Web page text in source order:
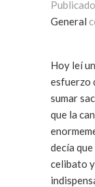
General
Hoy leí
esfuerzo
sumar
que la
decía
celibato